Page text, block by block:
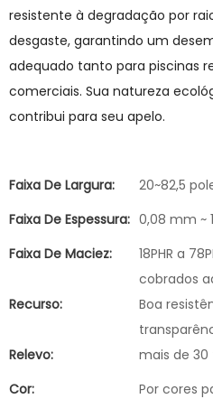
resistente à degradação por
desgaste, garantindo um
adequado tanto para piscinas
comerciais. Sua natureza
contribui para seu apelo.
Faixa De Largura:
20~82,5
Faixa De Espessura: 0,08 mm ~
Faixa De Maciez:
18PHR a
cobrados
Recurso:
Boa
Relevo:
mais de 30
Cor:
Por cores